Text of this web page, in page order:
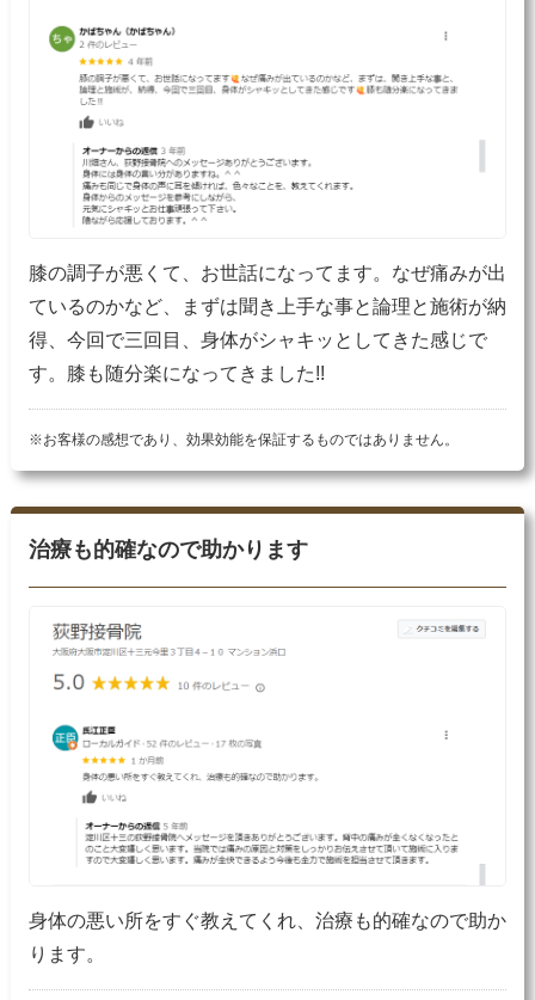
膝の調子が悪くて、お世話になってます。なぜ痛みが出
ているのかなど、まずは聞き上手な事と論理と施術が納
得、今回で三回目、身体がシャキッとしてきた感じで
す。膝も随分楽になってきました!!
※お客様の感想であり、効果効能を保証するものではありません。
治療も的確なので助かります
身体の悪い所をすぐ教えてくれ、治療も的確なので助か
ります。